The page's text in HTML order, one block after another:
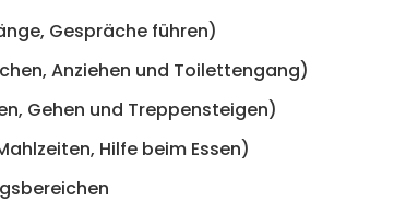
Gespräche führen)
Anziehen und Toilettengang)
Gehen und Treppensteigen)
Hilfe beim Essen)